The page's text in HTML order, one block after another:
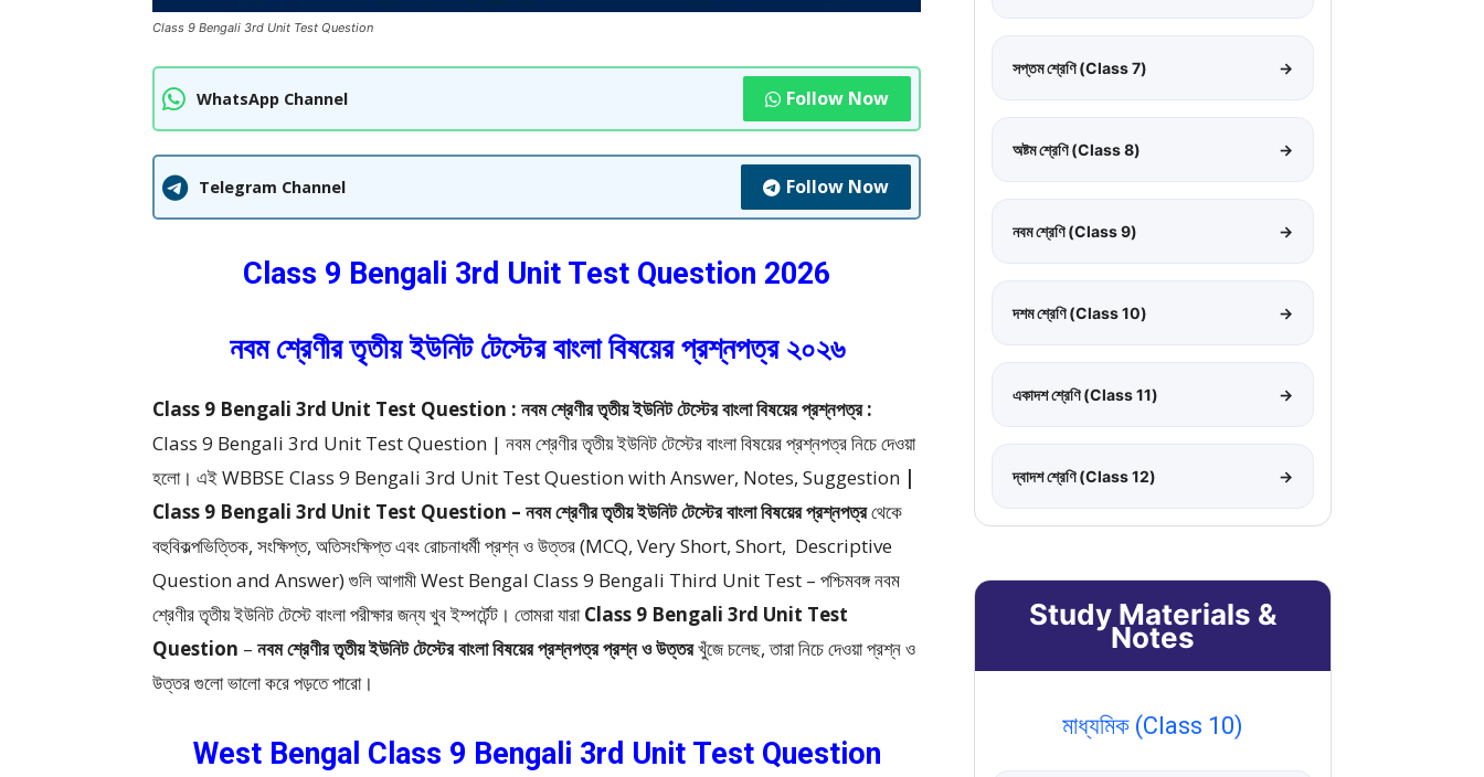
Class 9 Bengali 3rd Unit Test Question
WhatsApp Channel Follow Now
Telegram Channel Follow Now
Class 9 Bengali 3rd Unit Test Question 2026
নবম শ্রেণীর তৃতীয় ইউনিট টেস্টের বাংলা বিষয়ের প্রশ্নপত্র ২০২৬
Class 9 Bengali 3rd Unit Test Question : নবম শ্রেণীর তৃতীয় ইউনিট টেস্টের বাংলা বিষয়ের প্রশ্নপত্র :
Class 9 Bengali 3rd Unit Test Question | নবম শ্রেণীর তৃতীয় ইউনিট টেস্টের বাংলা বিষয়ের প্রশ্নপত্রনিচে দেওয়া
হলো। এই WBBSE Class 9 Bengali 3rd Unit Test Question with Answer, Notes, Suggestion |
Class 9 Bengali 3rd Unit Test Question – নবম শ্রেণীর তৃতীয় ইউনিট টেস্টের বাংলা বিষয়ের প্রশ্নপত্রথেকে
বহুবিকল্পভিত্তিক, সংক্ষিপ্ত, অতিসংক্ষিপ্ত এবং রোচনাধর্মী প্রশ্ন ও উত্তর (MCQ, Very Short, Short, Descriptive
Question and Answer)গুলি আগামী West Bengal Class 9 Bengali Third Unit Test – পশ্চিমবঙ্গ নবম
শ্রেণীর তৃতীয় ইউনিট টেস্টে বাংলা পরীক্ষার জন্য খুব ইম্পর্টেন্ট। তোমরা যারাClass 9 Bengali 3rd Unit Test
Question – নবম শ্রেণীর তৃতীয় ইউনিট টেস্টের বাংলা বিষয়ের প্রশ্নপত্র প্রশ্ন ও উত্তরখুঁজে চলেছ, তারা নিচে দেওয়া প্রশ্ন ও
উত্তর গুলো ভালো করে পড়তে পারো।
West Bengal Class 9 Bengali 3rd Unit Test Question
সপ্তম শ্রেণি (Class 7) →
অষ্টম শ্রেণি (Class 8) →
নবম শ্রেণি (Class 9) →
দশম শ্রেণি (Class 10) →
একাদশ শ্রেণি (Class 11) →
দ্বাদশ শ্রেণি (Class 12) →
Study Materials &
Notes
মাধ্যমিক (Class 10)